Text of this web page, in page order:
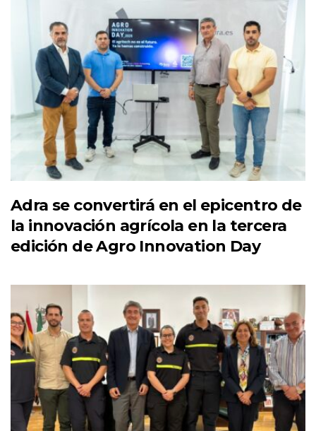
Adra se convertirá en el epicentro de
la innovación agrícola en la tercera
edición de Agro Innovation Day